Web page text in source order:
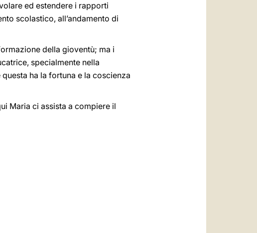
ed estendere i rapporti
scolastico, all’andamento di
della gioventù; ma i
specialmente nella
ha la fortuna e la coscienza
Maria ci assista a compiere il